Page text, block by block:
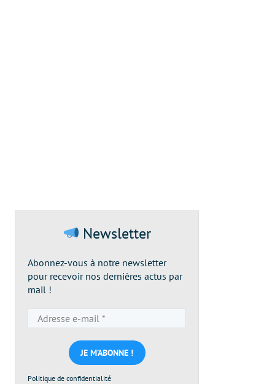
Newsletter
Abonnez-vous à notre newsletter
pour recevoir nos dernières actus par
mail !
e-
mail
*
Politique de confidentialité